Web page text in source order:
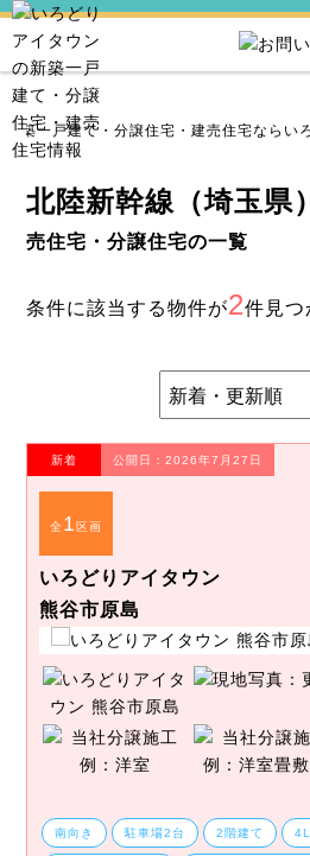
新築一戸建て・分譲住宅・建売住宅ならい
北陸新幹線（埼玉県
売住宅・分譲住宅の一覧
条件に該当する物件が2件見つ
新着 公開日：2026年7月27日
全1区画
いろどりアイタウン
熊谷市原島
南向き 駐車場2台 2階建て